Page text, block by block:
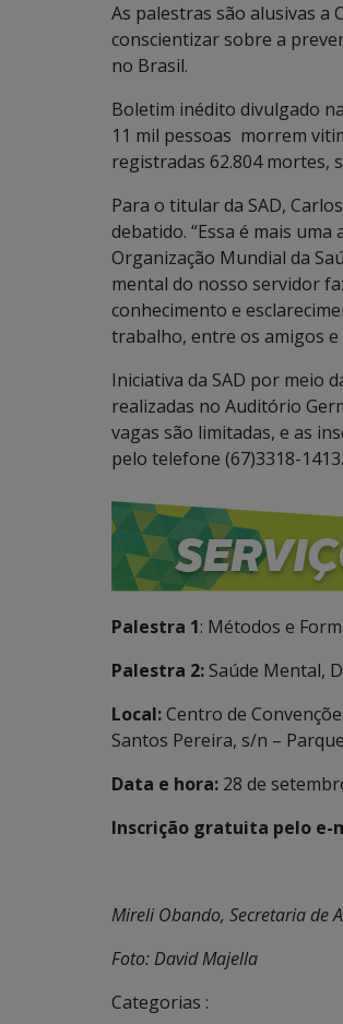
As palestras são alusivas a
conscientizar sobre a
no Brasil.
Boletim inédito divulgado
11 mil pessoas morrem
registradas 62.804 mortes,
Para o titular da SAD,
debatido. “Essa é mais
Organização Mundial da
mental do nosso servidor
conhecimento e
trabalho, entre os amigos e
Iniciativa da SAD por meio
realizadas no Auditório
vagas são limitadas, e as
pelo telefone (67)3318-1413.
Palestra 1: Métodos e
Palestra 2: Saúde Mental,
Local:Centro de
Santos Pereira, s/n –
Data e hora: 28 de
Inscrição gratuita pelo e-
Mireli Obando, Secretaria de
Foto: David Majella
Categorias :